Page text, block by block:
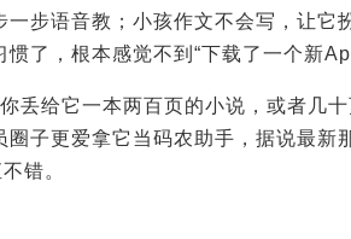
步语音教；小孩作文不会写，让
了，根本感觉不到“下载了一个新
丢给它一本两百页的小说，或者几
子更爱拿它当码农助手，据说最
错。